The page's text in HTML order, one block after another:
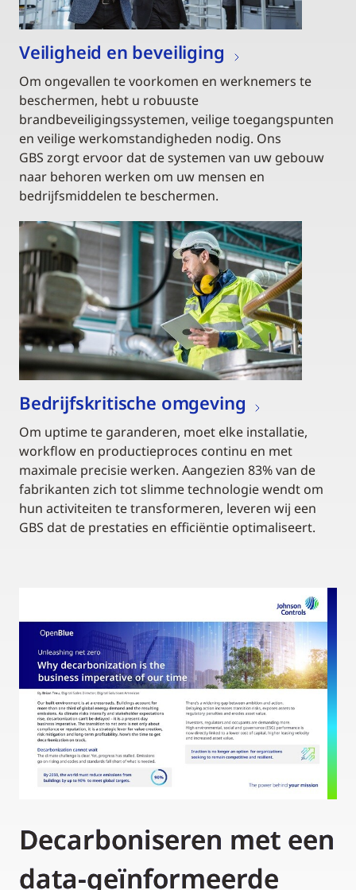
Veiligheid en beveiliging
Om ongevallen te voorkomen en werknemers te
beschermen, hebt u robuuste
brandbeveiligingssystemen, veilige toegangspunten
en veilige werkomstandigheden nodig. Ons
GBS zorgt ervoor dat de systemen van uw gebouw
naar behoren werken om uw mensen en
bedrijfsmiddelen te beschermen.
Bedrijfskritische omgeving
Om uptime te garanderen, moet elke installatie,
workflow en productieproces continu en met
maximale precisie werken. Aangezien 83% van de
fabrikanten zich tot slimme technologie wendt om
hun activiteiten te transformeren, leveren wij een
GBS dat de prestaties en efficiëntie optimaliseert.
Decarboniseren met een
data-geïnformeerde